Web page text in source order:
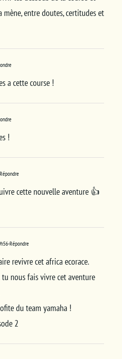
entre doutes, certitudes et
a cette course !
!
cette nouvelle aventure 👍
-Répondre
revivre cet africa ecorace.
tu nous fais vivre cet aventure
du team yamaha !
2